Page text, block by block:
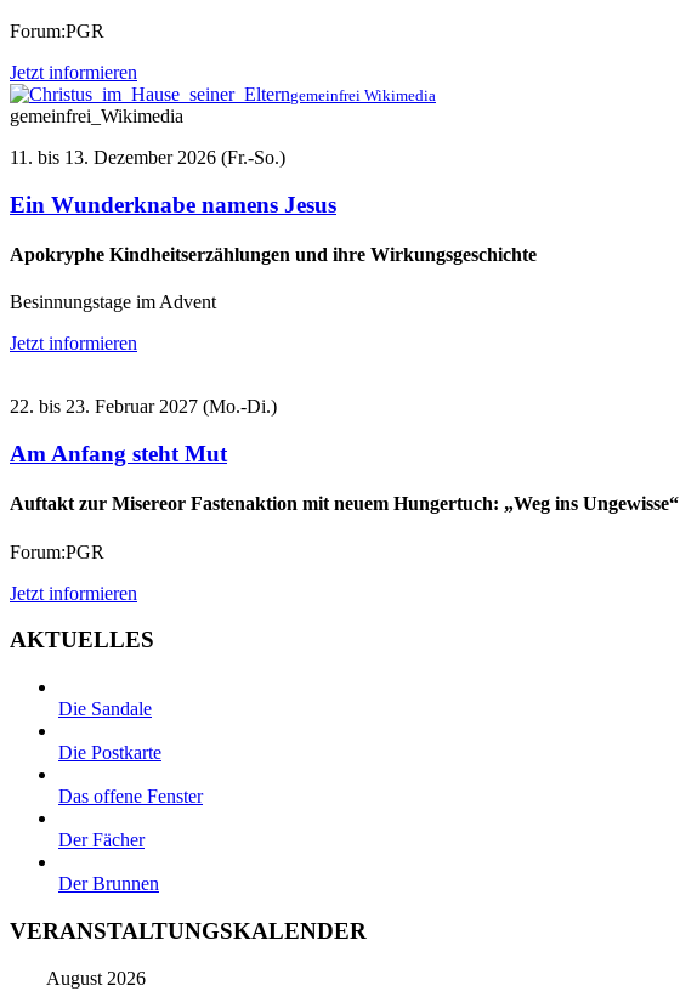
Forum:PGR
Jetzt informieren
gemeinfrei Wikimedia
gemeinfrei_Wikimedia
11. bis 13. Dezember 2026 (Fr.-So.)
Ein Wunderknabe namens Jesus
Apokryphe Kindheitserzählungen und ihre Wirkungsgeschichte
Besinnungstage im Advent
Jetzt informieren
22. bis 23. Februar 2027 (Mo.-Di.)
Am Anfang steht Mut
Auftakt zur Misereor Fastenaktion mit neuem Hungertuch: „Weg ins Ungewisse“
Forum:PGR
Jetzt informieren
AKTUELLES
Die Sandale
Die Postkarte
Das offene Fenster
Der Fächer
Der Brunnen
VERANSTALTUNGSKALENDER
August 2026